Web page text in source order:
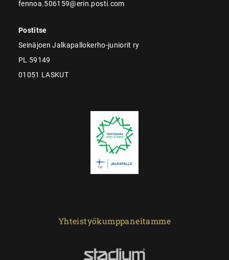
fennoa.506159@erin.posti.com
Postitse
Seinäjoen Jalkapallokerho-juniorit ry
PL 59149
01051 LASKUT
Yhteistyökumppaneitamme